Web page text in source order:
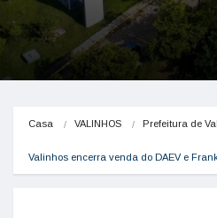
Casa VALINHOS Prefeitura de
Valinhos encerra venda do DAEV e